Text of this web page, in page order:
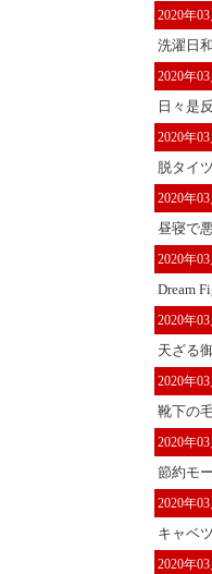
2020年
洗濯日和
2020年
日々是
2020年
脱タイツ
2020年
昼寝で
2020年
Dream
2020年
天ざる
2020年
靴下の
2020年
節約モ
2020年
キャベ
2020年